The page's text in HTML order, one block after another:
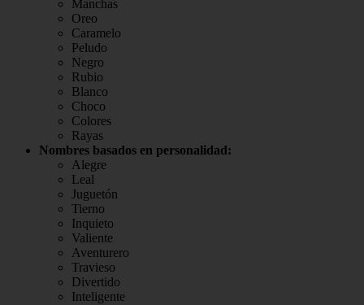
Manchas
Oreo
Caramelo
Peludo
Negro
Rubio
Blanco
Choco
Colores
Rayas
Nombres basados en personalidad:
Alegre
Leal
Juguetón
Tierno
Inquieto
Valiente
Aventurero
Travieso
Divertido
Inteligente